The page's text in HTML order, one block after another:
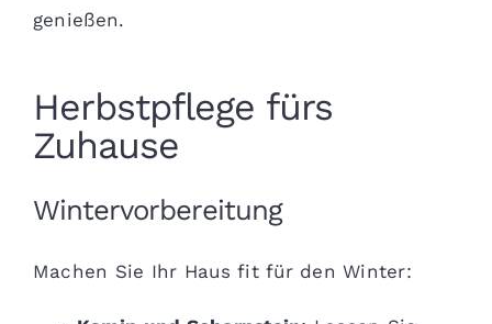
genießen.
Herbstpflege fürs
Zuhause
Wintervorbereitung
Machen Sie Ihr Haus fit für den Winter: